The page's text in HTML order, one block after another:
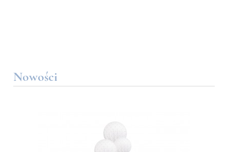
Nowości